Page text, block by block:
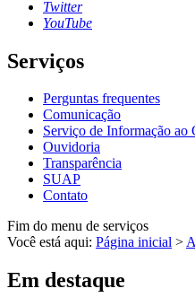
Twitter
YouTube
Serviços
Perguntas frequentes
Comunicação
Serviço de Informação ao
Ouvidoria
Transparência
SUAP
Contato
Fim do menu de serviços
Você está aqui: Página inicial >
Em destaque